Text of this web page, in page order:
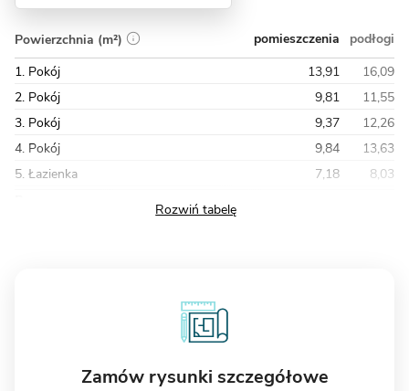
Powierzchnia (m²) pomieszczenia
podłogi
1. Pokój
13,91
16,09
2. Pokój
9,81
11,55
3. Pokój
9,37
12,26
4. Pokój
9,84
13,63
5. Łazienka
7,18
8,03
Zamów rysunki szczegółowe